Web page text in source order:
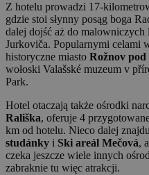
Z hotelu prowadzi 17-
gdzie stoi słynny posąg boga
dalej dojść aż do malowniczych
Jurkoviča. Popularnymi celami
historyczne miasto Rožnov pod
wołoski Valašské muzeum v
Park.
Hotel otaczają także ośrodki
Rališka, oferuje 4
km od hotelu. Nieco dalej
studánky i Ski areál Mečová,
czeka jeszcze wiele innych
zabraknie tu więc atrakcji.